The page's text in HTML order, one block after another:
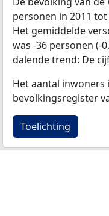
personen in 2011 tot
Het gemiddelde
was -36 personen (-
dalende trend: De
Het aantal inwoners
bevolkingsregister
Toelichting